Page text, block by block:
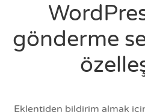
gönderme
Eklentiden bildirim almak